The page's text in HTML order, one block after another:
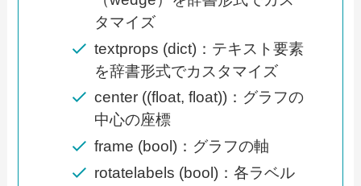
タマイズ
textprops (dict)：テキスト要素
を辞書形式でカスタマイズ
center ((float, float))：グラフの
中心の座標
frame (bool)：グラフの軸
rotatelabels (bool)：各ラベル